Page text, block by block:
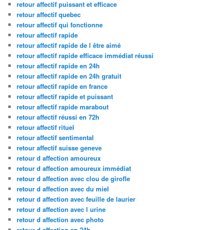
retour affectif puissant et efficace
retour affectif quebec
retour affectif qui fonctionne
retour affectif rapide
retour affectif rapide de l être aimé
retour affectif rapide efficace immédiat réussi
retour affectif rapide en 24h
retour affectif rapide en 24h gratuit
retour affectif rapide en france
retour affectif rapide et puissant
retour affectif rapide marabout
retour affectif réussi en 72h
retour affectif rituel
retour affectif sentimental
retour affectif suisse geneve
retour d affection amoureux
retour d affection amoureux immédiat
retour d affection avec clou de girofle
retour d affection avec du miel
retour d affection avec feuille de laurier
retour d affection avec l urine
retour d affection avec photo